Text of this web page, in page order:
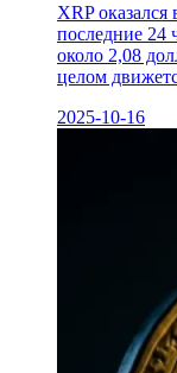
XRP оказался
последние 24
около 2,08
целом
2025-10-16